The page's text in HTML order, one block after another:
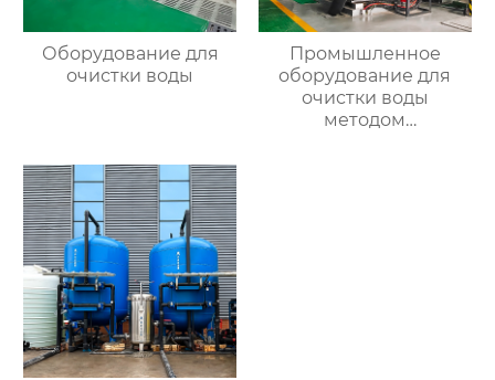
Оборудование для
очистки воды
Промышленное
оборудование для
очистки воды
методом